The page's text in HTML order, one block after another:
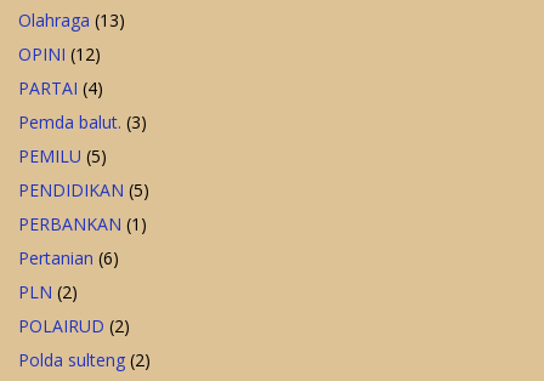
Olahraga (13)
OPINI (12)
PARTAI (4)
Pemda balut. (3)
PEMILU (5)
PENDIDIKAN (5)
PERBANKAN (1)
Pertanian (6)
PLN (2)
POLAIRUD (2)
Polda sulteng (2)